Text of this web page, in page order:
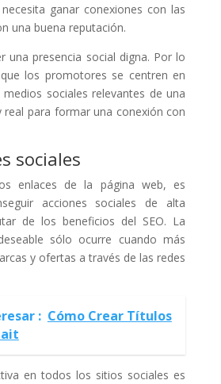
ganar conexiones con las
una buena reputación.
una presencia social digna. Por lo
los promotores se centren en
sociales relevantes de una
real para formar una conexión con
sociales
enlaces de la página web, es
acciones sociales de alta
de los beneficios del SEO. La
sólo ocurre cuando más
y ofertas a través de las redes
: Cómo Crear Títulos
en todos los sitios sociales es